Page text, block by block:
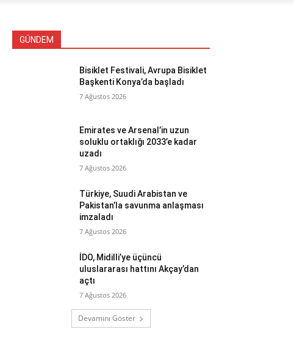
GÜNDEM
Bisiklet Festivali, Avrupa Bisiklet
Başkenti Konya’da başladı
7 Ağustos 2026
Emirates ve Arsenal’in uzun
soluklu ortaklığı 2033’e kadar
uzadı
7 Ağustos 2026
Türkiye, Suudi Arabistan ve
Pakistan’la savunma anlaşması
imzaladı
7 Ağustos 2026
İDO, Midilli’ye üçüncü
uluslararası hattını Akçay’dan
açtı
7 Ağustos 2026
Devamını Göster